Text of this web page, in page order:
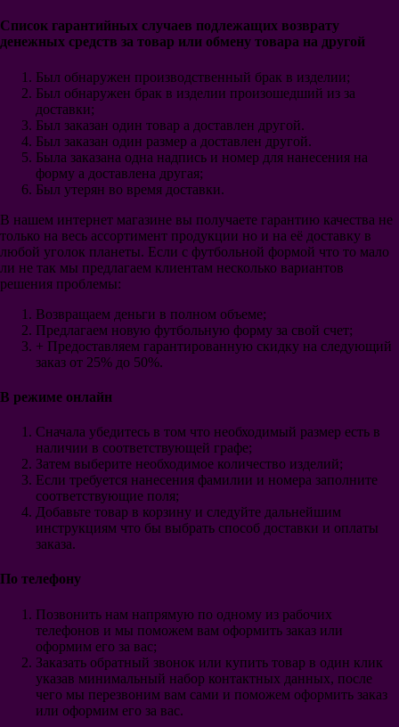
Венеция
ПСЖ
Лион
Марсель
Бавария
Боруссия Дортмунд
Боруссия Менх
РБ Лейпциг
Вольфсбург
Байер Леверкузен
Вердер Бремен
Гамбург
Порту
Селтик
ПСВ
Аякс
Фейеноорд
Сантос
Ривер Плейт
Бока Хуниорс
Црвена Звезда
Аль-Хиляль Эр-Рияд
Аль-Иттихад
Детская
Реал Мадрид
Атлетико Мадрид
Севилья
Валенсия
Атлетик Бильбао
Вильярреал
Сельта
Список гарантийных случаев подлежащих возврату
денежных средств за товар или обмену товара на другой
Был обнаружен производственный брак в изделии;
Был обнаружен брак в изделии произошедший из за
доставки;
Был заказан один товар а доставлен другой.
Был заказан один размер а доставлен другой.
Была заказана одна надпись и номер для нанесения на
форму а доставлена другая;
Был утерян во время доставки.
В нашем интернет магазине вы получаете гарантию качества не
только на весь ассортимент продукции но и на её доставку в
любой уголок планеты. Если с футбольной формой что то мало
ли не так мы предлагаем клиентам несколько вариантов
решения проблемы:
Возвращаем деньги в полном объеме;
Предлагаем новую футбольную форму за свой счет;
+ Предоставляем гарантированную скидку на следующий
заказ от 25% до 50%.
В режиме онлайн
Сначала убедитесь в том что необходимый размер есть в
наличии в соответствующей графе;
Затем выберите необходимое количество изделий;
Если требуется нанесения фамилии и номера заполните
соответствующие поля;
Добавьте товар в корзину и следуйте дальнейшим
инструкциям что бы выбрать способ доставки и оплаты
заказа.
По телефону
Позвонить нам напрямую по одному из рабочих
телефонов и мы поможем вам оформить заказ или
оформим его за вас;
Заказать обратный звонок или купить товар в один клик
указав минимальный набор контактных данных, после
чего мы перезвоним вам сами и поможем оформить заказ
или оформим его за вас.